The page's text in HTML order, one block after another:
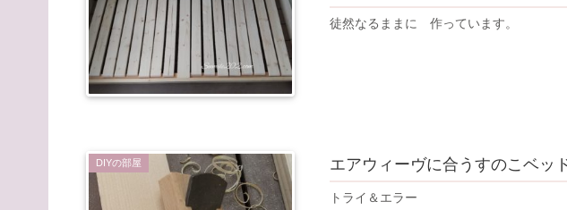
徒然なるままに 作っています。
DIYの部屋 エアウィーヴに合うすのこベッ
トライ＆エラー